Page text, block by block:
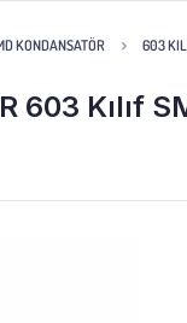
KONDANSATÖR 603
603 Kılıf